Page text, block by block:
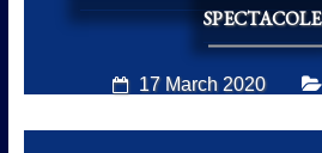
SPECTACOLE
17 March 2020